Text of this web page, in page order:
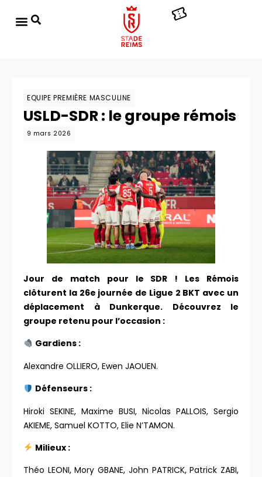
EQUIPE PREMIÈRE MASCULINE
USLD-SDR : le groupe rémois
9 mars 2026
Jour de match pour le SDR ! Les Rémois
clôturent la 26e journée de Ligue 2 BKT avec un
déplacement à Dunkerque. Découvrez le
groupe retenu pour l’occasion :
Gardiens :
Alexandre OLLIERO, Ewen JAOUEN.
Défenseurs :
Hiroki SEKINE, Maxime BUSI, Nicolas PALLOIS, Sergio
AKIEME, Samuel KOTTO, Elie N’TAMON.
Milieux :
Théo LEONI, Mory GBANE, John PATRICK, Patrick ZABI,